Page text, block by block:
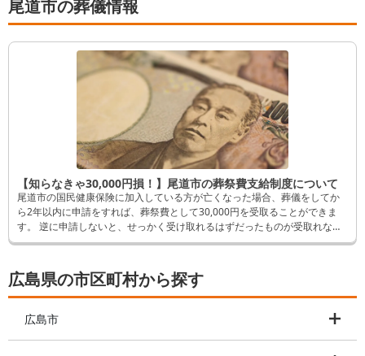
プションを無理に勧めることも全く無く、とても満
足できる葬儀ができました。
尾道市の葬儀情報
【知らなきゃ30,000円損！】尾道市の葬祭費支給制度について
尾道市の国民健康保険に加入している方が亡くなった場合、葬儀をしてか
ら2年以内に申請をすれば、葬祭費として30,000円を受取ることができま
す。 逆に申請しないと、せっかく受け取れるはずだったものが受取れなく
なってしまいます。 そんなことにならないよう、この記事では申請方法な
広島県の市区町村から探す
広島市